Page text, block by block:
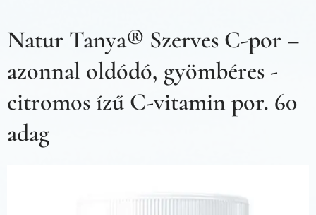
Natur Tanya® Szerves C-por –
azonnal oldódó, gyömbéres -
citromos ízű C-vitamin por. 60
adag